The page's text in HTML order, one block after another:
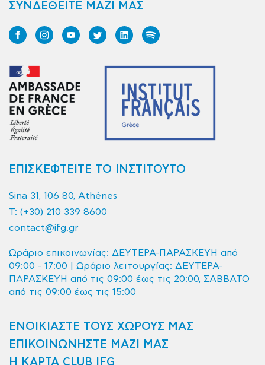
ΣΥΝΔΕΘΕΙΤΕ ΜΑΖΙ ΜΑΣ
ΕΠΙΣΚΕΦΤΕΙΤΕ ΤΟ ΙΝΣΤΙΤΟΥΤΟ
Sina 31, 106 80, Athènes
T: (+30) 210 339 8600
contact@ifg.gr
Ωράριο επικοινωνίας: ΔΕΥΤΕΡΑ-ΠΑΡΑΣΚΕΥΗ από
09:00 - 17:00 | Ωράριο λειτουργίας: ΔΕΥΤΕΡΑ-
ΠΑΡΑΣΚΕΥΗ από τις 09:00 έως τις 20:00, ΣΑΒΒΑΤΟ
από τις 09:00 έως τις 15:00
ΕΝΟΙΚΙΑΣΤΕ ΤΟΥΣ ΧΩΡΟΥΣ ΜΑΣ
ΕΠΙΚΟΙΝΩΝΗΣΤΕ ΜΑΖΙ ΜΑΣ
Η ΚΑΡΤΑ CLUB IFG